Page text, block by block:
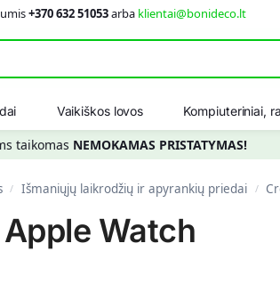
+370 632 51053arba klientai@bonideco.lt
Vaikiškos lovos Kompiuteriniai,
taikomas NEMOKAMAS PRISTATYMAS!
/ Išmaniųjų laikrodžių ir apyrankių priedai /
Watch